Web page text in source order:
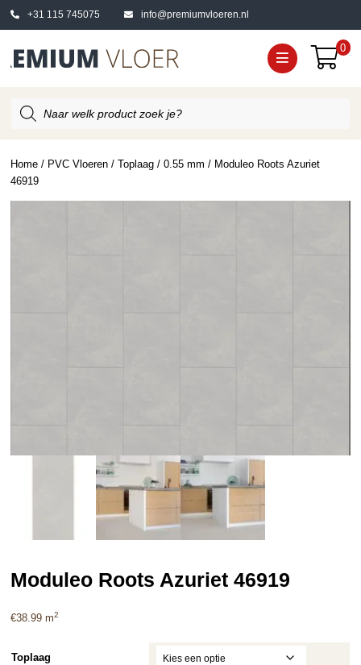
+31 115 745075 info@premiumvloeren.nl
0
zoeken
Home / PVC Vloeren /Toplaag /0.55 mm / Moduleo Roots Azuriet
46919
Moduleo Roots Azuriet 46919
€38.99 m2
Toplaag